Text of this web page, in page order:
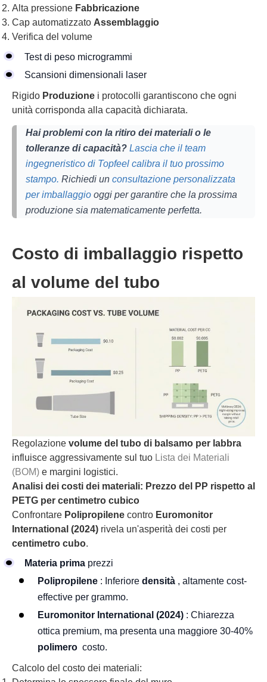
Alta pressione Fabbricazione
Cap automatizzato Assemblaggio
Verifica del volume
Test di peso microgrammi
Scansioni dimensionali laser
Rigido Produzione i protocolli garantiscono che ogni
unità corrisponda alla capacità dichiarata.
Hai problemi con la ritiro dei materiali o le
tolleranze di capacità? Lascia che il team
ingegneristico di Topfeel calibra il tuo prossimo
stampo. Richiedi un consultazione personalizzata
per imballaggio oggi per garantire che la prossima
produzione sia matematicamente perfetta.
Costo di imballaggio rispetto
al volume del tubo
Regolazione volume del tubo di balsamo per labbra
influisce aggressivamente sul tuo Lista dei Materiali
(BOM) e margini logistici.
Analisi dei costi dei materiali: Prezzo del PP rispetto al
PETG per centimetro cubico
Confrontare Polipropilene contro Euromonitor
International (2024) rivela un'asperità dei costi per
centimetro cubo.
Materia prima prezzi
Polipropilene : Inferiore densità , altamente cost-
effective per grammo.
Euromonitor International (2024) : Chiarezza
ottica premium, ma presenta una maggiore 30-40%
polimero costo.
Calcolo del costo dei materiali: